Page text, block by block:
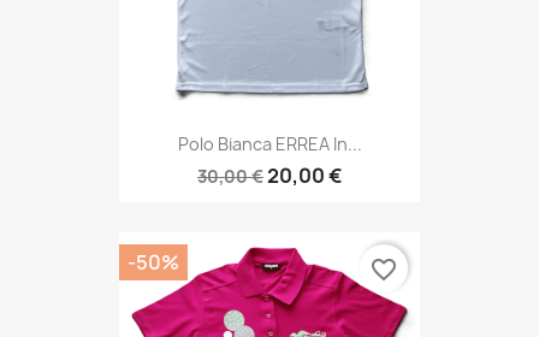
Polo Bianca ERREA In...
30,00 €20,00 €
-50% favorite_border